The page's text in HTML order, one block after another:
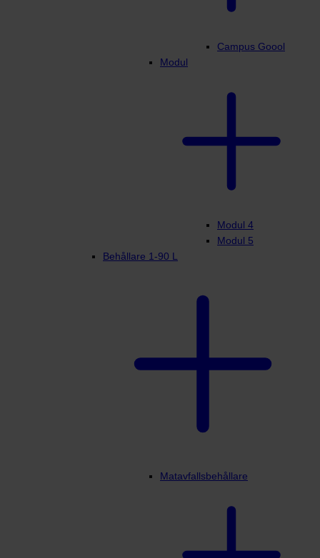
Campus Goool
Modul
Modul 4
Modul 5
Behållare 1-90 L
Matavfallsbehållare